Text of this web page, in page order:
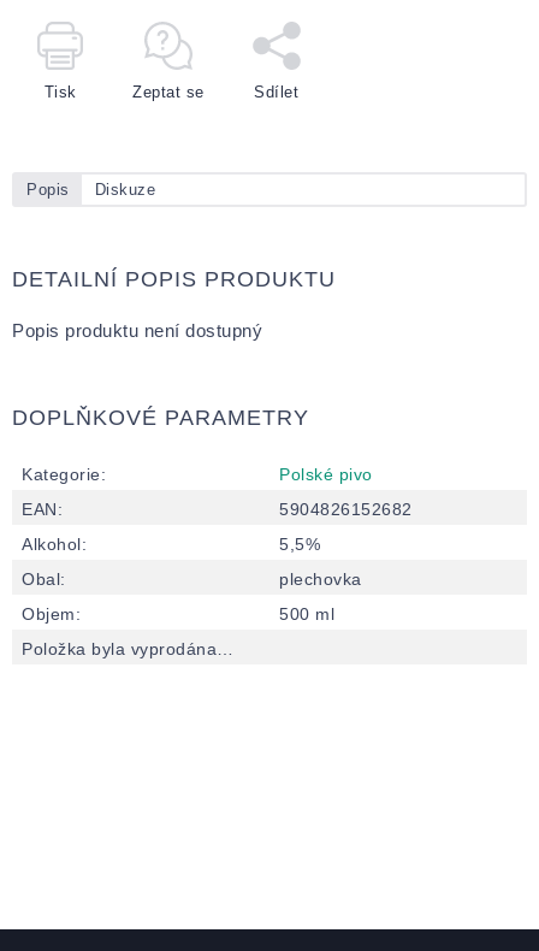
Tisk Zeptat se Sdílet
Popis Diskuze
DETAILNÍ POPIS PRODUKTU
Popis produktu není dostupný
DOPLŇKOVÉ PARAMETRY
Kategorie:
Polské pivo
EAN:
5904826152682
Alkohol:
5,5%
Obal:
plechovka
Objem:
500 ml
Položka byla vyprodána…